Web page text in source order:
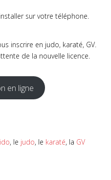
sur votre téléphone.
inscrire en judo, karaté, GV.
de la nouvelle licence.
en ligne
, le judo, le karaté, la GV